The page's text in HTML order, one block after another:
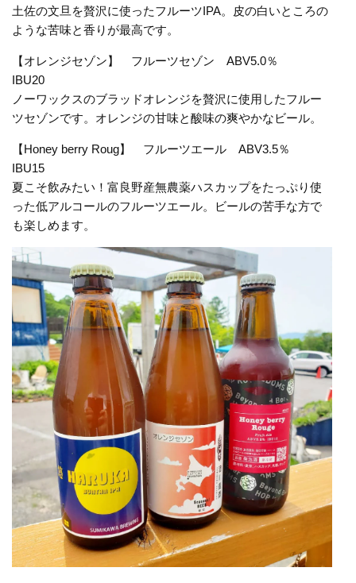
土佐の文旦を贅沢に使ったフルーツIPA。皮の白いところの
ような苦味と香りが最高です。
【オレンジセゾン】 フルーツセゾン ABV5.0％
IBU20
ノーワックスのブラッドオレンジを贅沢に使用したフルー
ツセゾンです。オレンジの甘味と酸味の爽やかなビール。
【Honey berry Roug】 フルーツエール ABV3.5％
IBU15
夏こそ飲みたい！富良野産無農薬ハスカップをたっぷり使
った低アルコールのフルーツエール。ビールの苦手な方で
も楽しめます。